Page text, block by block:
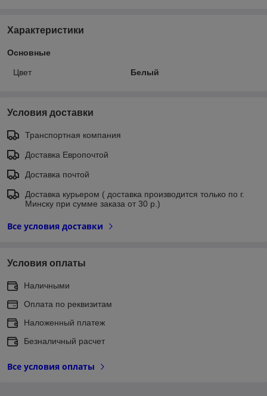
Характеристики
Основные
Цвет Белый
Условия доставки
Транспортная компания
Доставка Европочтой
Доставка почтой
Доставка курьером ( доставка производится только по г.
Минску при сумме заказа от 30 р.)
Все условия доставки
Условия оплаты
Наличными
Оплата по реквизитам
Наложенный платеж
Безналичный расчет
Все условия оплаты